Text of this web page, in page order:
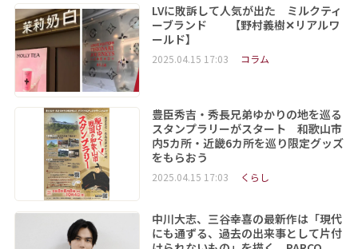
LVに敗訴して人気が出た ミルクティ
ーブランド 【野村義樹✕リアルワ
ールド】
2025.04.15 17:03 コラム
豊臣秀吉・秀長兄弟ゆかりの地を巡る
スタンプラリーがスタート 和歌山市
内5カ所・近畿6カ所を巡り限定グッズ
をもらおう
2025.04.15 17:03 くらし
中川大志、三谷幸喜の最新作は「現代
にも通ずる、過去の出来事として片付